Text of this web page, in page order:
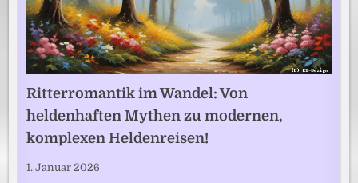
Ritterromantik im Wandel: Von
heldenhaften Mythen zu modernen,
komplexen Heldenreisen!
1. Januar 2026